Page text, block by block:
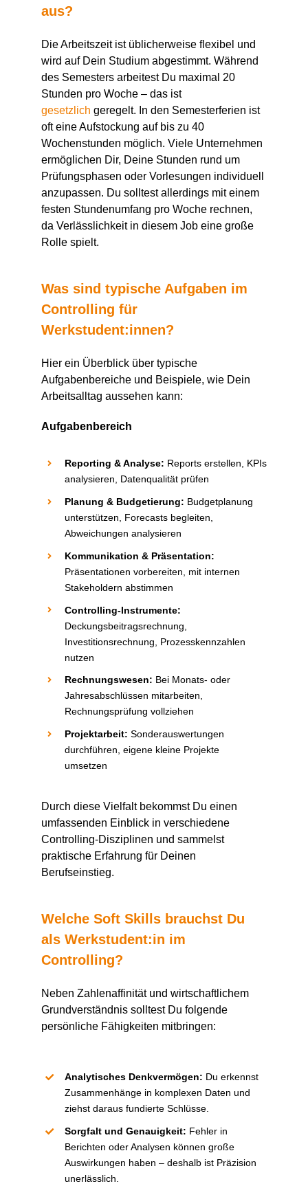
aus?
Die Arbeitszeit ist üblicherweise flexibel und
wird auf Dein Studium abgestimmt. Während
des Semesters arbeitest Du maximal 20
Stunden pro Woche – das ist
gesetzlich geregelt. In den Semesterferien ist
oft eine Aufstockung auf bis zu 40
Wochenstunden möglich. Viele Unternehmen
ermöglichen Dir, Deine Stunden rund um
Prüfungsphasen oder Vorlesungen individuell
anzupassen. Du solltest allerdings mit einem
festen Stundenumfang pro Woche rechnen,
da Verlässlichkeit in diesem Job eine große
Rolle spielt.
Was sind typische Aufgaben im
Controlling für
Werkstudent:innen?
Hier ein Überblick über typische
Aufgabenbereiche und Beispiele, wie Dein
Arbeitsalltag aussehen kann:
Aufgabenbereich
Reporting & Analyse: Reports erstellen, KPIs
analysieren, Datenqualität prüfen
Planung & Budgetierung: Budgetplanung
unterstützen, Forecasts begleiten,
Abweichungen analysieren
Kommunikation & Präsentation:
Präsentationen vorbereiten, mit internen
Stakeholdern abstimmen
Controlling-Instrumente:
Deckungsbeitragsrechnung,
Investitionsrechnung, Prozesskennzahlen
nutzen
Rechnungswesen: Bei Monats- oder
Jahresabschlüssen mitarbeiten,
Rechnungsprüfung vollziehen
Projektarbeit: Sonderauswertungen
durchführen, eigene kleine Projekte
umsetzen
Durch diese Vielfalt bekommst Du einen
umfassenden Einblick in verschiedene
Controlling-Disziplinen und sammelst
praktische Erfahrung für Deinen
Berufseinstieg.
Welche Soft Skills brauchst Du
als Werkstudent:in im
Controlling?
Neben Zahlenaffinität und wirtschaftlichem
Grundverständnis solltest Du folgende
persönliche Fähigkeiten mitbringen:
Analytisches Denkvermögen: Du erkennst
Zusammenhänge in komplexen Daten und
ziehst daraus fundierte Schlüsse.
Sorgfalt und Genauigkeit: Fehler in
Berichten oder Analysen können große
Auswirkungen haben – deshalb ist Präzision
unerlässlich.